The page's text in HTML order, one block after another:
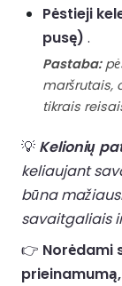
Pėstieji
pusę) .
Pastaba:
maršrutais,
tikrais
💡 Kelionių
keliaujant
būna
savaitgaliais
👉 Norėdami